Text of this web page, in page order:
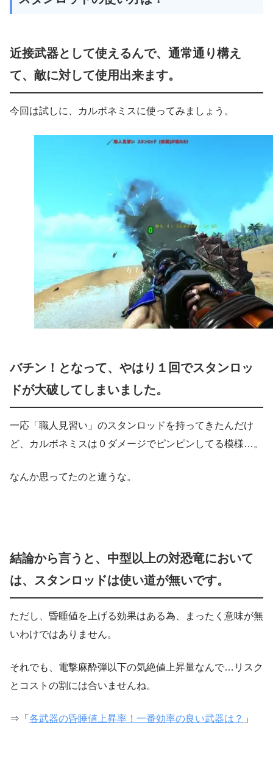
近接武器として使えるんで、通常通り構え
て、敵に対して使用出来ます。
今回は試しに、カルボネミスに使ってみましょう。
バチン！となって、やはり１回でスタンロッ
ドが大破してしまいました。
一応「職人見習い」のスタンロッドを持ってきたんだけ
ど、カルボネミスは０ダメージでピンピンしてる模様…。
なんか思ってたのと違うな。
結論から言うと、中型以上の対恐竜において
は、スタンロッドは使い道が無いです。
ただし、昏睡値を上げる効果はある為、まったく意味が無
いわけではありません。
それでも、電撃麻酔弾以下の気絶値上昇量なんで…リスク
とコストの割には合いませんね。
⇒「 各武器の昏睡値上昇率！一番効率の良い武器は？ 」